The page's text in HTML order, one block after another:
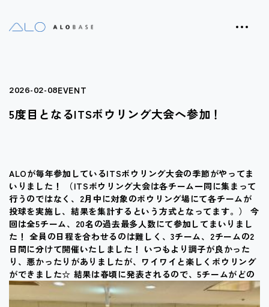
2026-02-08EVENT
5度目となるITSボウリング大会へ参加！
ALOが毎年参加しているITSボウリング大会の季節がやってま
いりました！ （ITSボウリング大会は各チーム一同に集まって
行うのではなく、2月中に対象のボウリング場にて各チームが
投球を実施し、結果を集計するという方式となってます。） 今
回は全5チーム、20名の過去最多人数にて参加してまいりまし
た！ 全員の日程を合わせるのは難しく、3チーム、2チームの2
日間に分けて開催いたしました！ いつもより調子が良かった
り、悪かったりがありましたが、ワイワイと楽しくボウリング
ができました☆ 結果は春頃に発表されるので、5チームがどの